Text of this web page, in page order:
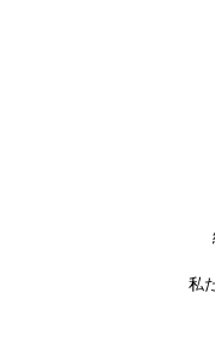
私